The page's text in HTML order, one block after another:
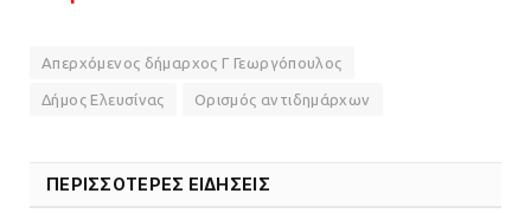
Απερχόμενος δήμαρχος Γ Γεωργόπουλος
Δήμος Ελευσίνας Ορισμός αντιδημάρχων
ΠΕΡΙΣΣΟΤΕΡΕΣ ΕΙΔΗΣΕΙΣ